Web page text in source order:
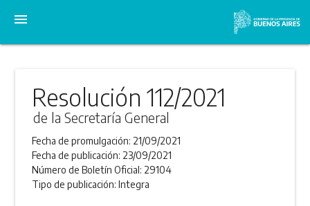
menu
Resolución 112/2021
de la Secretaría General
Fecha de promulgación: 21/09/2021
Fecha de publicación: 23/09/2021
Número de Boletín Oficial: 29104
Tipo de publicación:Integra